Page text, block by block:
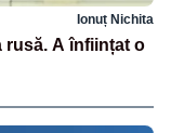
Ionuț Nichita
rusă. A înființat o